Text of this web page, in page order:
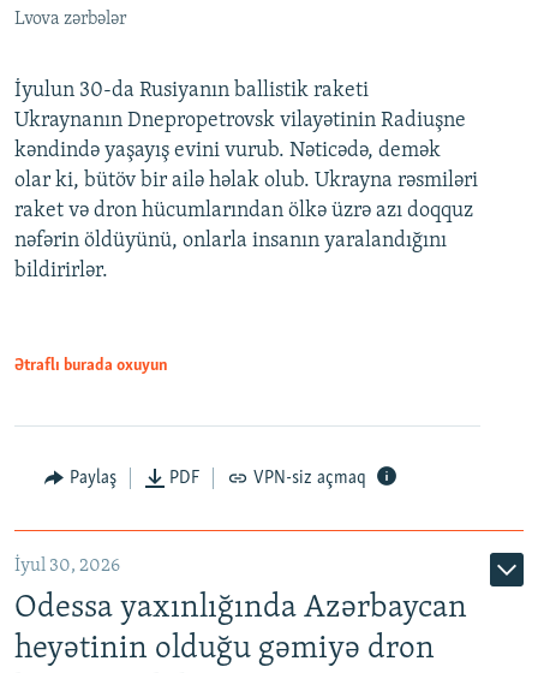
Lvova zərbələr
İyulun 30-da Rusiyanın ballistik raketi
Ukraynanın Dnepropetrovsk vilayətinin Radiuşne
kəndində yaşayış evini vurub. Nəticədə, demək
olar ki, bütöv bir ailə həlak olub. Ukrayna rəsmiləri
raket və dron hücumlarından ölkə üzrə azı doqquz
nəfərin öldüyünü, onlarla insanın yaralandığını
bildirirlər.
Ətraflı burada oxuyun
Paylaş PDF VPN-siz açmaq
İyul 30, 2026
Odessa yaxınlığında Azərbaycan
heyətinin olduğu gəmiyə dron